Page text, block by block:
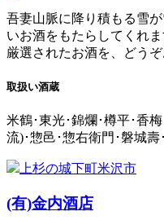
吾妻山脈に降り積もる雪
いお酒をもたらしてくれま
厳選されたお酒を、どう
取扱い酒蔵
米鶴･東光･錦爛･樽平･香
流)･惣邑･惣右衛門･磐城
上杉の城下町米沢市
(有)金内酒店